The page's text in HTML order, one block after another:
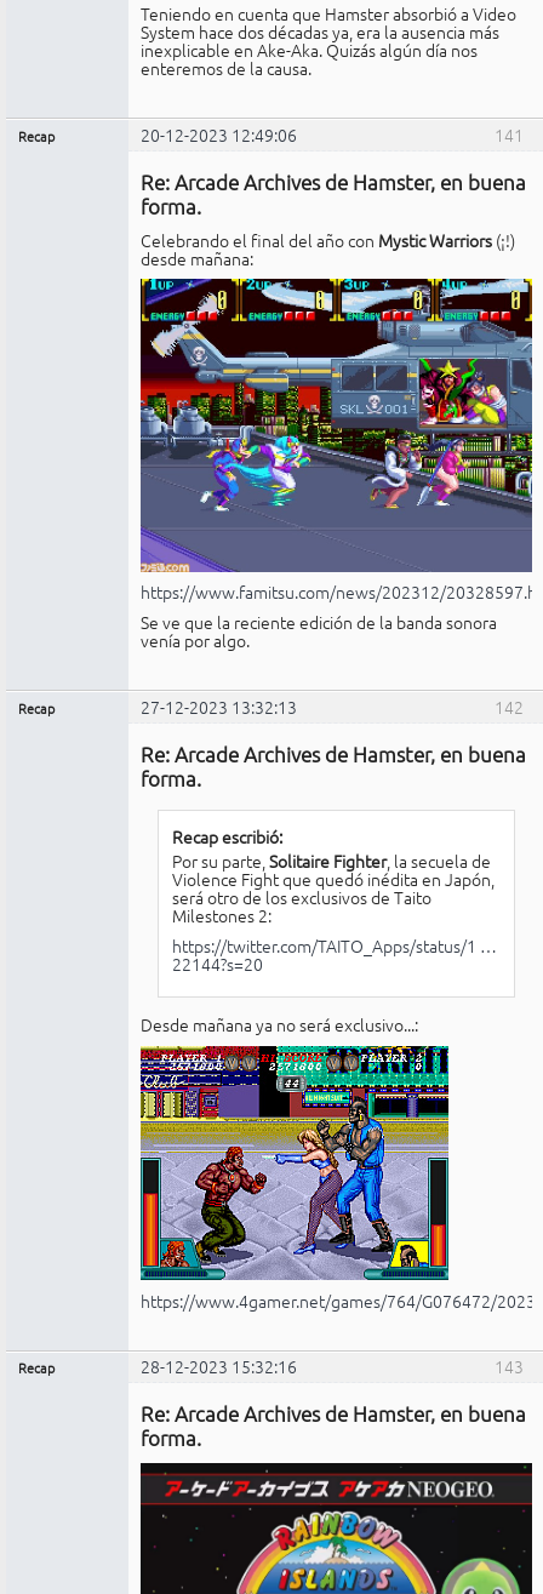
Teniendo en cuenta que Hamster absorbió a Video
System hace dos décadas ya, era la ausencia más
inexplicable en Ake-Aka. Quizás algún día nos
enteremos de la causa.
141
Recap 20-12-2023 12:49:06
Re: Arcade Archives de Hamster, en buena
forma.
Celebrando el final del año con Mystic Warriors (¡!)
desde mañana:
https://www.famitsu.com/news/202312/
Se ve que la reciente edición de la banda sonora
venía por algo.
142
Recap 27-12-2023 13:32:13
Re: Arcade Archives de Hamster, en buena
forma.
Recap escribió:
Por su parte,Solitaire Fighter, la secuela de
Violence Fight que quedó inédita en Japón,
será otro de los exclusivos de Taito
Milestones 2:
https://twitter.com/TAITO_Apps/status/1 …
22144?s=20
Desde mañana ya no será exclusivo...:
https://www.4gamer.net/games/764/G076472/
143
Recap 28-12-2023 15:32:16
Re: Arcade Archives de Hamster, en buena
forma.